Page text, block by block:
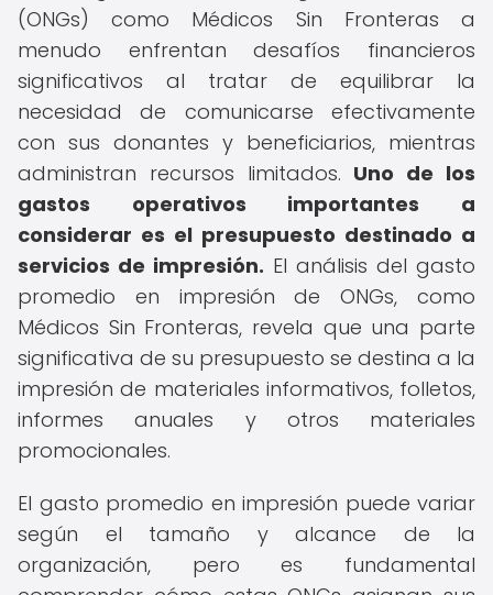
(ONGs) como Médicos Sin Fronteras a
menudo enfrentan desafíos financieros
significativos al tratar de equilibrar la
necesidad de comunicarse efectivamente
con sus donantes y beneficiarios, mientras
administran recursos limitados. Uno de los
gastos operativos importantes a
considerar es el presupuesto destinado a
servicios de impresión. El análisis del gasto
promedio en impresión de ONGs, como
Médicos Sin Fronteras, revela que una parte
significativa de su presupuesto se destina a la
impresión de materiales informativos, folletos,
informes anuales y otros materiales
promocionales.
El gasto promedio en impresión puede variar
según el tamaño y alcance de la
organización, pero es fundamental